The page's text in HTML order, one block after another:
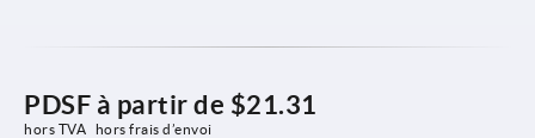
PDSF à partir de $21.31
hors TVA hors frais d’envoi